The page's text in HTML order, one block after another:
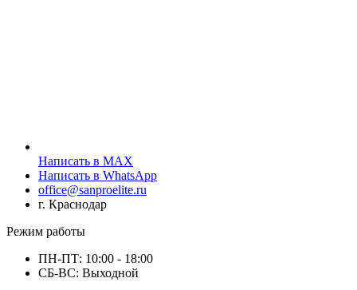
Написать в MAX
Написать в WhatsApp
office@sanproelite.ru
г. Краснодар
Режим работы
ПН-ПТ: 10:00 - 18:00
СБ-ВС: Выходной